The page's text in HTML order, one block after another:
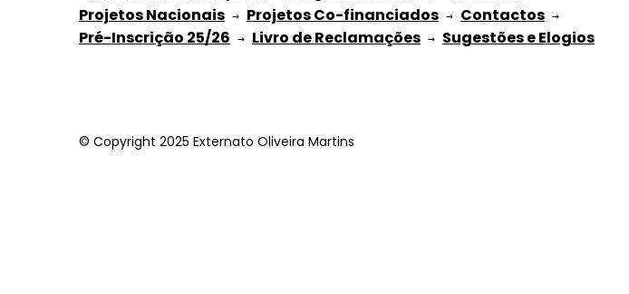
Projetos Nacionais → Projetos Co-financiados → Contactos
Pré-Inscrição 25/26 → Livro de Reclamações → Sugestões e Elogios
© Copyright 2025 Externato Oliveira Martins